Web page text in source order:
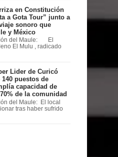
en Constitución
a Gota Tour” junto a
sonoro que
y México
del Maule: El
El Mulu , radicado
Lider de Curicó
puestos de
capacidad de
de la comunidad
del Maule: El local
tras haber sufrido